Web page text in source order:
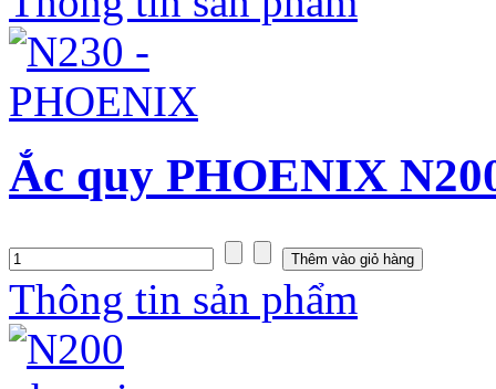
Ắc quy PHOENIX
Thông tin sản phẩm